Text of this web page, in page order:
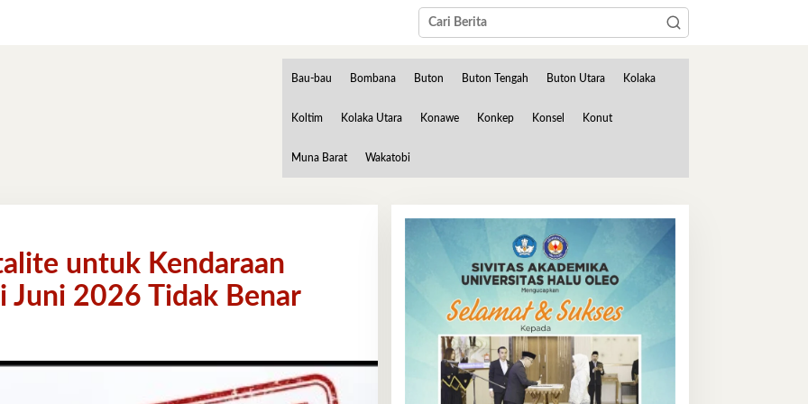
Bau-bau Bombana Buton Buton Tengah Buton Utara Kolaka
Koltim Kolaka Utara Konawe Konkep Konsel Konut
Muna Barat Wakatobi
untuk Kendaraan
Juni 2026 Tidak Benar